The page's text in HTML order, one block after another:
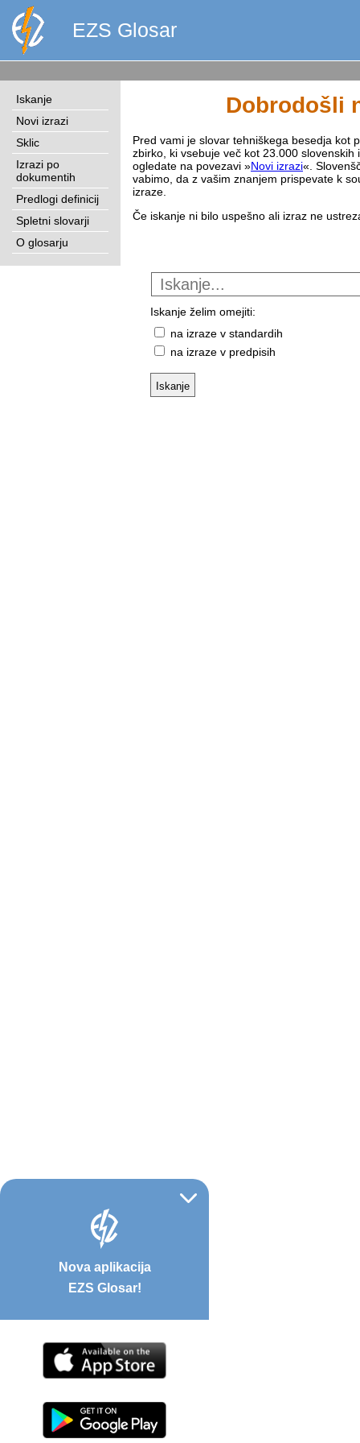
EZS Glosar
Iskanje
Novi izrazi
Sklic
Izrazi po
dokumentih
Predlogi definicij
Spletni slovarji
O glosarju
Dobrodošli
Pred vami je slovar tehniškega besedja kot
zbirko, ki vsebuje več kot 23.000
ogledate na povezavi »Novi izrazi«.
vabimo, da z vašim znanjem prispevate k
izraze.
Če iskanje ni bilo uspešno ali izraz ne
Iskanje želim omejiti:
na izraze v standardih
na izraze v predpisih
Nova aplikacija
EZS Glosar!